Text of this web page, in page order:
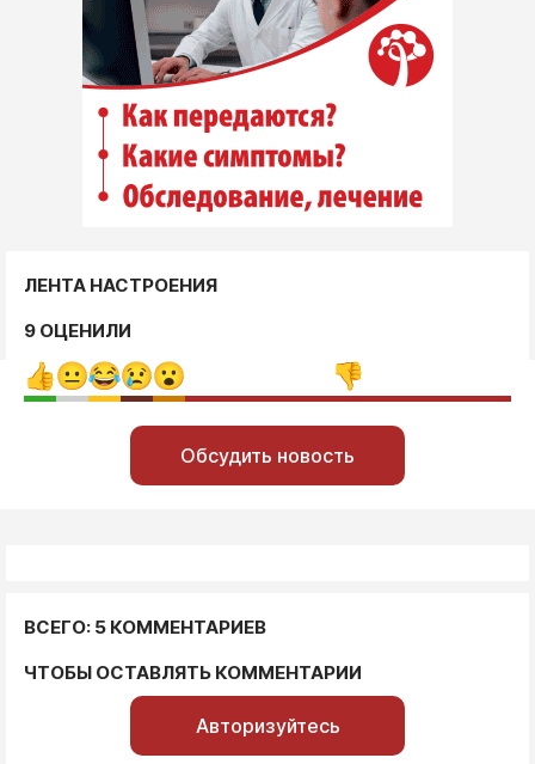
ЛЕНТА НАСТРОЕНИЯ
9 ОЦЕНИЛИ
Обсудить новость
ВСЕГО: 5 КОММЕНТАРИЕВ
ЧТОБЫ ОСТАВЛЯТЬ КОММЕНТАРИИ
Авторизуйтесь